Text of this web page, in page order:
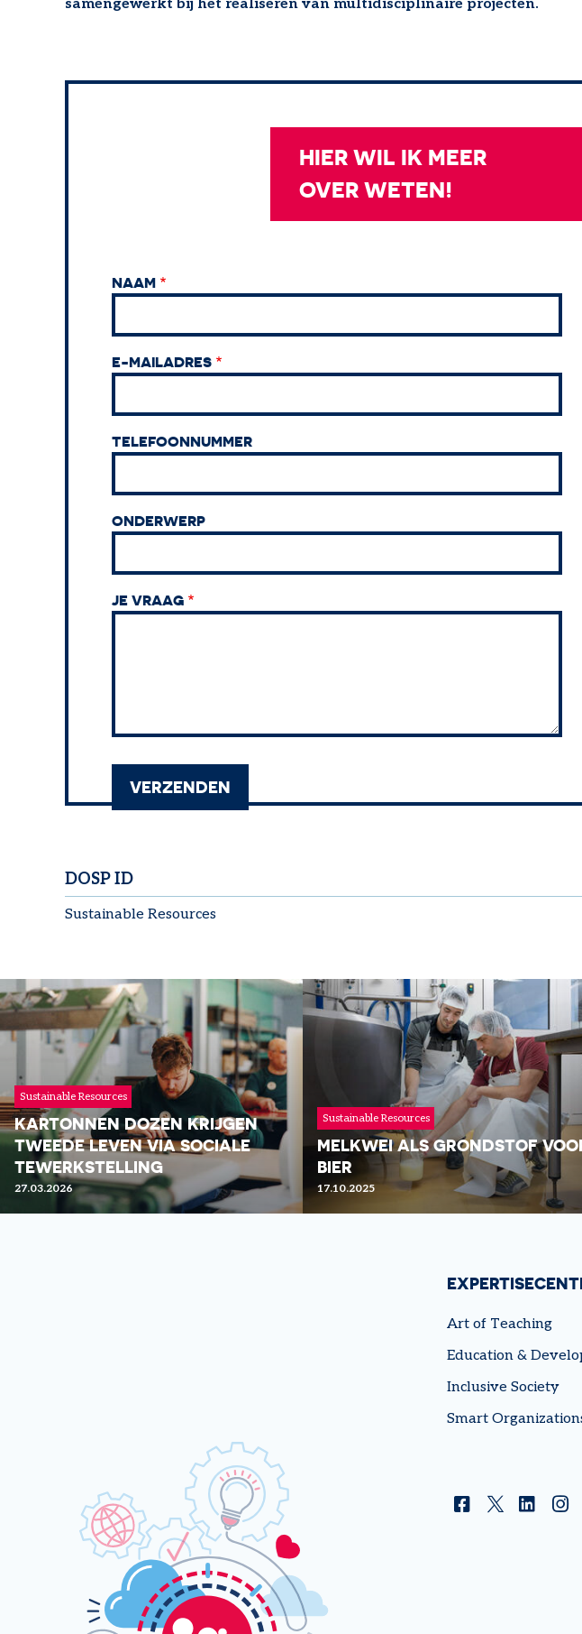
samengewerkt bij het realiseren van multidisciplinaire projecten.
HIER WIL IK MEER
OVER WETEN!
NAAM
E-MAILADRES
TELEFOONNUMMER
ONDERWERP
JE VRAAG
DOSP ID
Sustainable Resources
Sustainable Resources
KARTONNEN DOZEN KRIJGEN
TWEEDE LEVEN VIA SOCIALE
TEWERKSTELLING
27.03.2026
Sustainable Resources
MELKWEI ALS GRONDSTOF
BIER
17.10.2025
LEES MEER
Art of Teaching
Education &
Inclusive Society
Smart